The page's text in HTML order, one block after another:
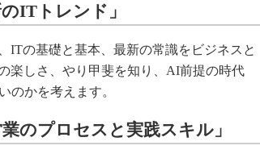
ITトレンド」
ITの基礎と基本、最新の常識をビジネスと
楽しさ、やり甲斐を知り、AI前提の時代
のかを考えます。
のプロセスと実践スキル」